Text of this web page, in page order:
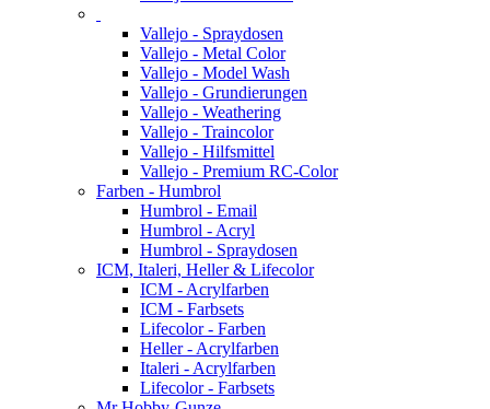
Vallejo - Spraydosen
Vallejo - Metal Color
Vallejo - Model Wash
Vallejo - Grundierungen
Vallejo - Weathering
Vallejo - Traincolor
Vallejo - Hilfsmittel
Vallejo - Premium RC-Color
Farben - Humbrol
Humbrol - Email
Humbrol - Acryl
Humbrol - Spraydosen
ICM, Italeri, Heller & Lifecolor
ICM - Acrylfarben
ICM - Farbsets
Lifecolor - Farben
Heller - Acrylfarben
Italeri - Acrylfarben
Lifecolor - Farbsets